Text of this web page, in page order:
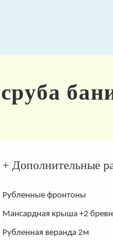
+ Дополнительные
Рубленные фронтоны
Мансардная крыша +2
Рубленная веранда 2м